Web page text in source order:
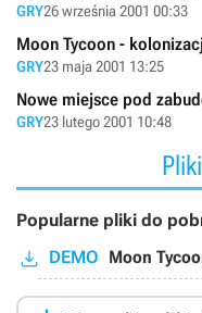
GRY26 września 2001 00:33
Moon Tycoon -
GRY23 maja 2001 13:25
Nowe miejsce pod
GRY23 lutego 2001 10:48
Popularne pliki do
DEMO Moon